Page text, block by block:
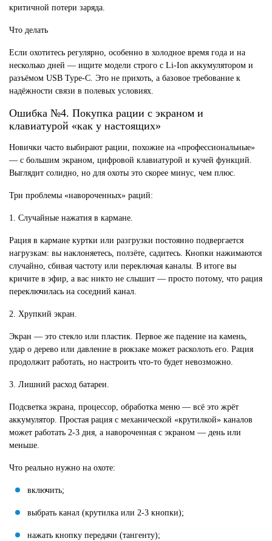
критичной потери заряда.
Что делать
Если охотитесь регулярно, особенно в холодное время года и на
несколько дней — ищите модели строго с Li-Ion аккумулятором и
разъёмом USB Type-C. Это не прихоть, а базовое требование к
надёжности связи в полевых условиях.
Ошибка №4. Покупка рации с экраном и
клавиатурой «как у настоящих»
Новички часто выбирают рации, похожие на «профессиональные»
— с большим экраном, цифровой клавиатурой и кучей функций.
Выглядит солидно, но для охоты это скорее минус, чем плюс.
Три проблемы «навороченных» раций:
1. Случайные нажатия в кармане.
Рация в кармане куртки или разгрузки постоянно подвергается
нагрузкам: вы наклоняетесь, ползёте, садитесь. Кнопки нажимаются
случайно, сбивая частоту или переключая каналы. В итоге вы
кричите в эфир, а вас никто не слышит — просто потому, что рация
переключилась на соседний канал.
2. Хрупкий экран.
Экран — это стекло или пластик. Первое же падение на камень,
удар о дерево или давление в рюкзаке может расколоть его. Рация
продолжит работать, но настроить что-то будет невозможно.
3. Лишний расход батареи.
Подсветка экрана, процессор, обработка меню — всё это жрёт
аккумулятор. Простая рация с механической «крутилкой» каналов
может работать 2-3 дня, а навороченная с экраном — день или
меньше.
Что реально нужно на охоте:
включить;
выбрать канал (крутилка или 2-3 кнопки);
нажать кнопку передачи (тангенту);